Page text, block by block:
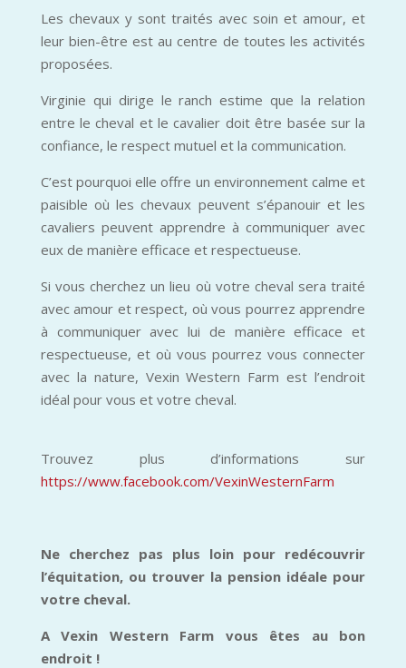
Les chevaux y sont traités avec soin et amour, et
leur bien-être est au centre de toutes les activités
proposées.
Virginie qui dirige le ranch estime que la relation
entre le cheval et le cavalier doit être basée sur la
confiance, le respect mutuel et la communication.
C’est pourquoi elle offre un environnement calme et
paisible où les chevaux peuvent s’épanouir et les
cavaliers peuvent apprendre à communiquer avec
eux de manière efficace et respectueuse.
Si vous cherchez un lieu où votre cheval sera traité
avec amour et respect, où vous pourrez apprendre
à communiquer avec lui de manière efficace et
respectueuse, et où vous pourrez vous connecter
avec la nature, Vexin Western Farm est l’endroit
idéal pour vous et votre cheval.
Trouvez plus d’informations sur
https://www.facebook.com/VexinWesternFarm
Ne cherchez pas plus loin pour redécouvrir
l’équitation, ou trouver la pension idéale pour
votre cheval.
A Vexin Western Farm vous êtes au bon
endroit !